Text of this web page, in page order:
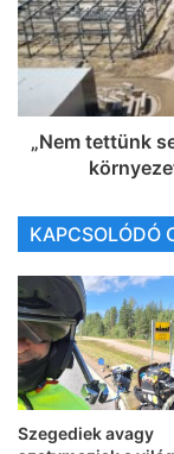
„Nem tettünk
KAPCSOLÓDÓ
Szegediek avagy